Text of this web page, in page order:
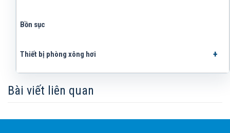
Bồn sục
Thiết bị phòng xông hơi
Bài viết liên quan